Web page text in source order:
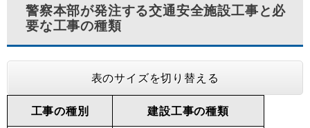
警察本部が発注する交通安全施設工事と必
要な工事の種類
表のサイズを切り替える
工事の種別 建設工事の種類